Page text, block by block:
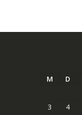
M D
3
4